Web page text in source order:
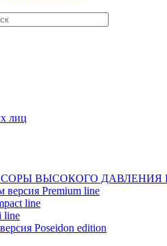
лиц
ВЫСОКОГО ДАВЛЕНИЯ
Premium line
line
line
Poseidon edition